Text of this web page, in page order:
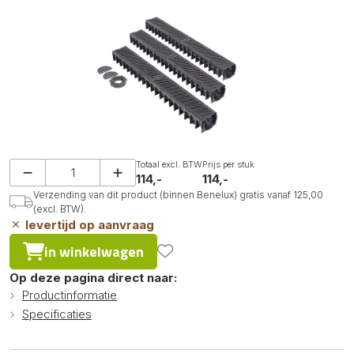
Totaal excl. BTW
114,-
Prijs per stuk
114,-
Verzending van dit product (binnen Benelux) gratis vanaf 125,00
(excl. BTW).
levertijd op aanvraag
in winkelwagen
Op deze pagina direct naar:
Productinformatie
Specificaties